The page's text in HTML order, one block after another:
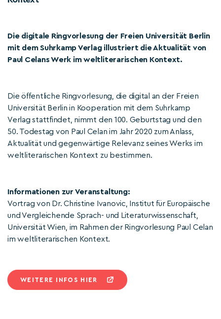
Die digitale Ringvorlesung der Freien Universität Berlin
mit dem Suhrkamp Verlag illustriert die Aktualität von
Paul Celans Werk im weltliterarischen Kontext.
Die öffentliche Ringvorlesung, die digital an der Freien
Universität Berlin in Kooperation mit dem Suhrkamp
Verlag stattfindet, nimmt den 100. Geburtstag und den
50. Todestag von Paul Celan im Jahr 2020 zum Anlass,
Aktualität und gegenwärtige Relevanz seines Werks im
weltliterarischen Kontext zu bestimmen.
Informationen zur Veranstaltung:
Vortrag von Dr. Christine Ivanovic, Institut für Europäische
und Vergleichende Sprach- und Literaturwissenschaft,
Universität Wien, im Rahmen der Ringvorlesung Paul Celan
im weltliterarischen Kontext.
WEITERE INFOS HIER